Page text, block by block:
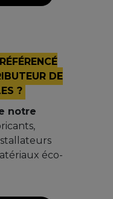
DE
?
notre
éco-